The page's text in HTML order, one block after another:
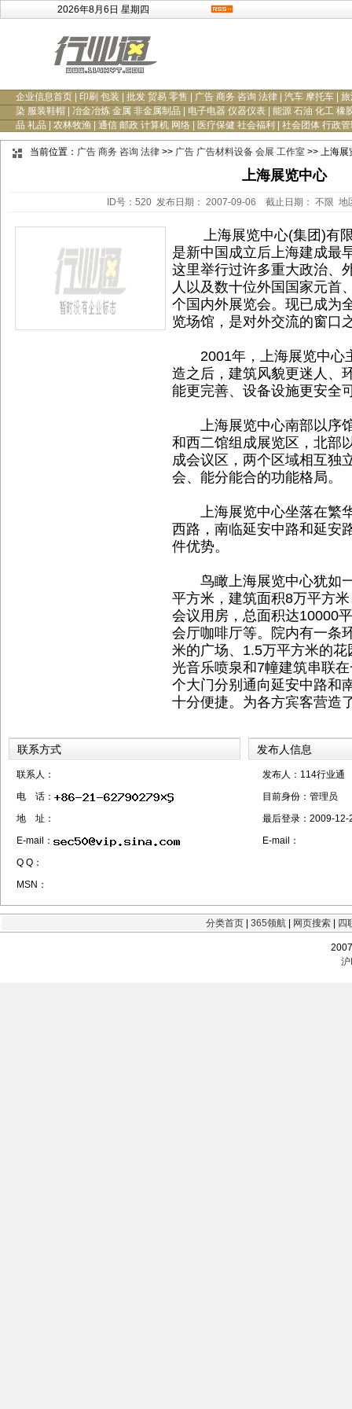
2026年8月6日 星期四
企业信息首页 印刷 包装 批发 贸易 零售 广告 商务 咨询 法律 汽车 摩托车
旅
染 服装鞋帽
冶金冶炼 金属 非金属制品 电子电器 仪器仪表
能源 石油 化工 橡
品 礼品
农林牧渔 通信 邮政 计算机 网络 医疗保健 社会福利 社会团体 行政
当前位置： 广告 商务 咨询 法律 >> 广告 广告材料设备 会展 工作室 >> 上海展
上海展览中心
ID号：520 发布日期： 2007-09-06 截止日期： 不限 地
上海展览中心(集团)有限
是新中国成立后上海建成最
这里举行过许多重大政治、
人以及数十位外国国家元首
个国内外展览会。现已成为
览场馆，是对外交流的窗口
2001年，上海展览中心
造之后，建筑风貌更迷人、
能更完善、设备设施更安全
上海展览中心南部以序馆
和西二馆组成展览区，北部
成会议区，两个区域相互独
会、能分能合的功能格局。
上海展览中心坐落在繁华
西路，南临延安中路和延安
件优势。
鸟瞰上海展览中心犹如一
平方米，建筑面积8万平方
会议用房，总面积达10000
会厅咖啡厅等。院内有一条
米的广场、1.5万平方米的
光音乐喷泉和7幢建筑串联
个大门分别通向延安中路和
十分便捷。为各方宾客营造
联系方式
联系人：
电 话：
地 址：
E-mail：
Q Q：
MSN：
发布人信息
发布人：114行业通
目前身份： 管理员
最后登录： 2009-12-
E-mail：
分类首页 365领航 网页搜索 四